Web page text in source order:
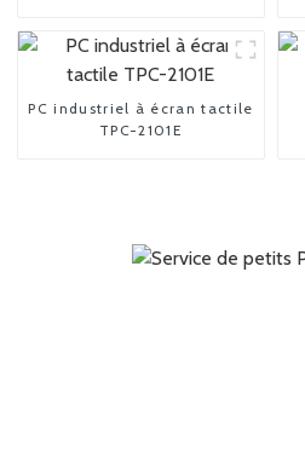
PC industriel à écran tactile
TPC-2101E